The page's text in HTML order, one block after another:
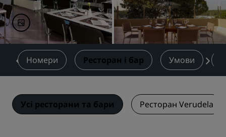
Номери Ресторан і бар Умови
Усі ресторани та бари Ресторан Verudela